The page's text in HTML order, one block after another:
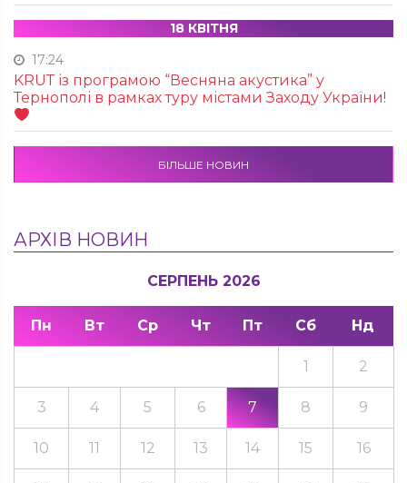
18 КВІТНЯ
17:24
KRUТ із програмою “Весняна акустика” у
Тернополі в рамках туру містами Заходу України!
БІЛЬШЕ НОВИН
АРХІВ НОВИН
СЕРПЕНЬ 2026
Пн Вт Ср Чт Пт Сб Нд
1 2
3 4 5 6 7 8 9
10 11 12 13 14 15 16